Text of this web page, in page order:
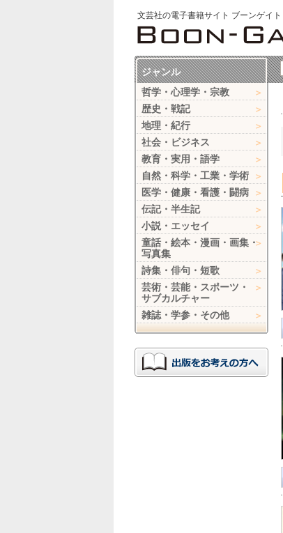
文芸社の電子書籍サイト ブーンゲイト
ジャンル
哲学・心理学・宗教
歴史・戦記
地理・紀行
社会・ビジネス
教育・実用・語学
自然・科学・工業・学術
医学・健康・看護・闘病
伝記・半生記
小説・エッセイ
童話・絵本・漫画・画集・
写真集
詩集・俳句・短歌
芸術・芸能・スポーツ・
サブカルチャー
雑誌・学参・その他